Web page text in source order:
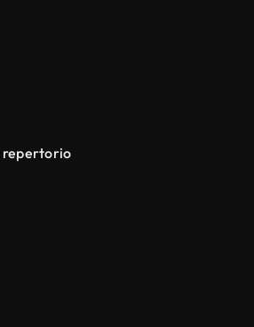
repertorio